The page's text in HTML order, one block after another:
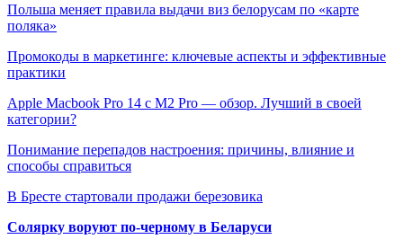
Польша меняет правила выдачи виз белорусам по «карте
поляка»
Промокоды в маркетинге: ключевые аспекты и эффективные
практики
Apple Macbook Pro 14 с M2 Pro — обзор. Лучший в своей
категории?
Понимание перепадов настроения: причины, влияние и
способы справиться
В Бресте стартовали продажи березовика
Солярку воруют по-черному в Беларуси